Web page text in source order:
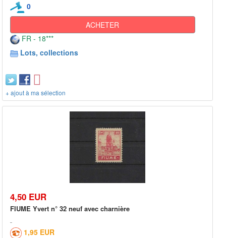
0
ACHETER
FR - 18***
Lots, collections
+ ajout à ma sélection
4,50 EUR
FIUME Yvert n° 32 neuf avec charnière
1,95 EUR